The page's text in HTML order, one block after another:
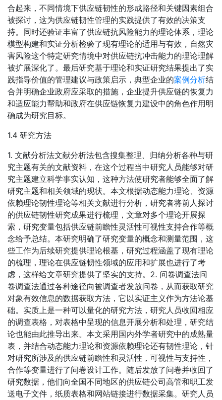
合起来，不同情境下供应链韧性的形成路径和关键因素组合
被探讨，这为供应链韧性管理的实践提供了有效的决策支
持。同时还验证丰富了供应链抗风险能力的理论体系，理论
模型构建和实证分析检验了现有理论的适用与有效，自然灾
害风险这个特定研究情境中对供应链抗冲击能力的理论理解
被扩展深化了。最后研究基于理论和实证研究结果提出了实
践指导价值的管理建议与政策启示，典型企业的案例分析结
合并明确企业政府应采取的措施，企业提升供应链的恢复力
和适应能力帮助和政府在供应链恢复力建设中的角色作用明
确成为研究目标。
1.4 研究方法
1. 文献分析法文献分析法包含搜集整理、归纳分析各种与研
究主题有关的文献资料，在这个过程当中研究人员能够对研
究主题建立科学事实认知，这种方法使研究者能够全面了解
研究主题和相关领域的现状。本文根据动态能力理论、资源
依赖理论韧性理论等相关文献进行分析，研究者将前人探讨
的供应链韧性研究成果进行梳理，文章对多个理论开展探
索，研究变量包括供应链前瞻性灵活性可视性支持合作等概
念给予总结。本研究明确了研究变量的概念和测量范围，这
些工作为后续研究提供理论根基，研究过程涵盖了现有理论
的梳理，理论在供应链韧性领域的应用和扩展也进行了考
虑，这样给文章研究提供了坚实的支持。2. 问卷调查法问
卷调查法通过各种途径向被调查者发放问卷，从而获取研究
对象有效信息的数据获取方法，它以实证主义作为方法论基
础。实质上是一种可以量化的研究方法，研究人员收回相应
的调查表格，对表格中呈现的信息开展分析和处理，研究结
论也能由此推导出来。本文采用国内外学者研究中的成熟量
表，并结合动态能力理论和资源依赖理论还有韧性理论，针
对研究所涉及的供应链前瞻性和灵活性，可视性与支持性，
合作等变量进行了问卷设计工作。随后发放了问卷并收回了
研究数据，他们向全国不同地区的供应链公司高管和职工发
送电子文件，纸质表格和网站链接进行数据采集。研究人员